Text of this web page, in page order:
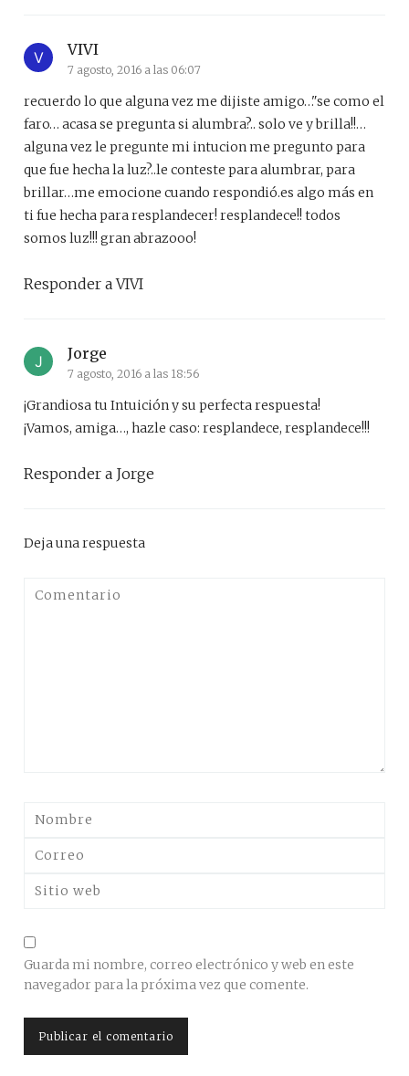
VIVI
7 agosto, 2016 a las 06:07
recuerdo lo que alguna vez me dijiste amigo…"se como el
faro… acasa se pregunta si alumbra?.. solo ve y brilla!!…
alguna vez le pregunte mi intucion me pregunto para
que fue hecha la luz?..le conteste para alumbrar, para
brillar…me emocione cuando respondió.es algo más en
ti fue hecha para resplandecer! resplandece!! todos
somos luz!!! gran abrazooo!
Responder a VIVI
Jorge
7 agosto, 2016 a las 18:56
¡Grandiosa tu Intuición y su perfecta respuesta!
¡Vamos, amiga…, hazle caso: resplandece, resplandece!!!
Responder a Jorge
Deja una respuesta
Guarda mi nombre, correo electrónico y web en este
navegador para la próxima vez que comente.